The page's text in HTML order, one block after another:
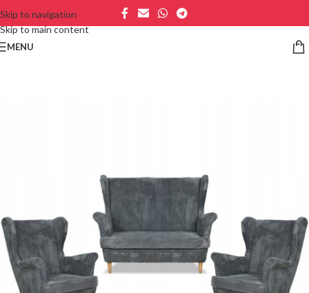
Skip to navigation
Skip to main content
MENU